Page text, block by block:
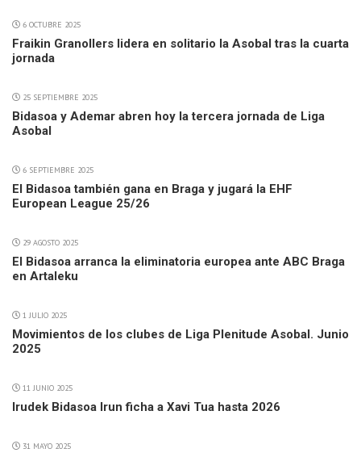
6 OCTUBRE 2025
Fraikin Granollers lidera en solitario la Asobal tras la cuarta
jornada
25 SEPTIEMBRE 2025
Bidasoa y Ademar abren hoy la tercera jornada de Liga
Asobal
6 SEPTIEMBRE 2025
El Bidasoa también gana en Braga y jugará la EHF
European League 25/26
29 AGOSTO 2025
El Bidasoa arranca la eliminatoria europea ante ABC Braga
en Artaleku
1 JULIO 2025
Movimientos de los clubes de Liga Plenitude Asobal. Junio
2025
11 JUNIO 2025
Irudek Bidasoa Irun ficha a Xavi Tua hasta 2026
31 MAYO 2025